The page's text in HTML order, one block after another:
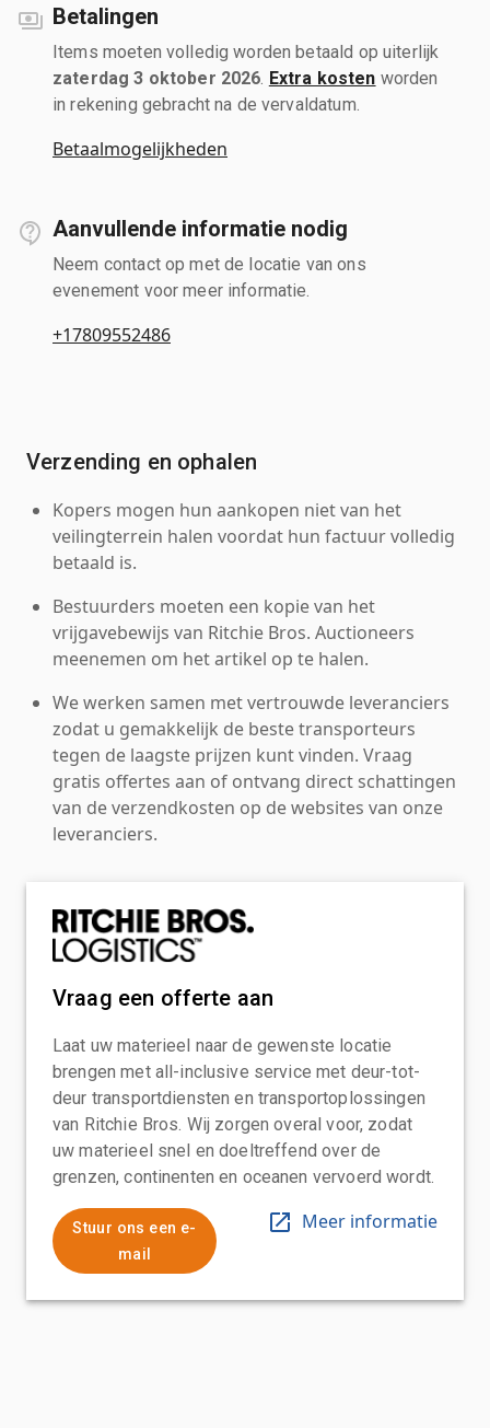
Betalingen
Items moeten volledig worden betaald op uiterlijk
zaterdag 3 oktober 2026 Extra kosten worden
in rekening gebracht na de vervaldatum.
Betaalmogelijkheden
Aanvullende informatie nodig
Neem contact op met de locatie van ons
evenement voor meer informatie.
+17809552486
Verzending en ophalen
Kopers mogen hun aankopen niet van het
veilingterrein halen voordat hun factuur volledig
betaald is.
Bestuurders moeten een kopie van het
vrijgavebewijs van Ritchie Bros. Auctioneers
meenemen om het artikel op te halen.
We werken samen met vertrouwde leveranciers
zodat u gemakkelijk de beste transporteurs
tegen de laagste prijzen kunt vinden. Vraag
gratis offertes aan of ontvang direct schattingen
van de verzendkosten op de websites van onze
leveranciers.
Vraag een offerte aan
Laat uw materieel naar de gewenste locatie
brengen met all-inclusive service met deur-tot-
deur transportdiensten en transportoplossingen
van Ritchie Bros. Wij zorgen overal voor, zodat
uw materieel snel en doeltreffend over de
grenzen, continenten en oceanen vervoerd wordt.
Stuur ons een e-
mail
Meer informatie